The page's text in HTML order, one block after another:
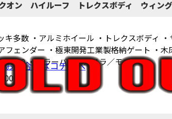
オン ハイルーフ トレクスボディ ウィン
キ多数 ・アルミホイール ・トレクスボデ
フェンダー ・極東開発工業製格納ゲート ・
・カラーバックカメラ／モニタ
問合せはコチラへ